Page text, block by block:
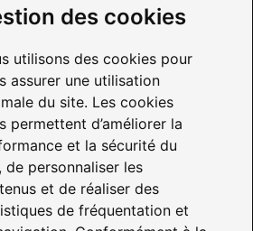
des cookies
utilisons des cookies pour
assurer une utilisation
du site. Les cookies
permettent d’améliorer la
et la sécurité du
de personnaliser les
et de réaliser des
de fréquentation et